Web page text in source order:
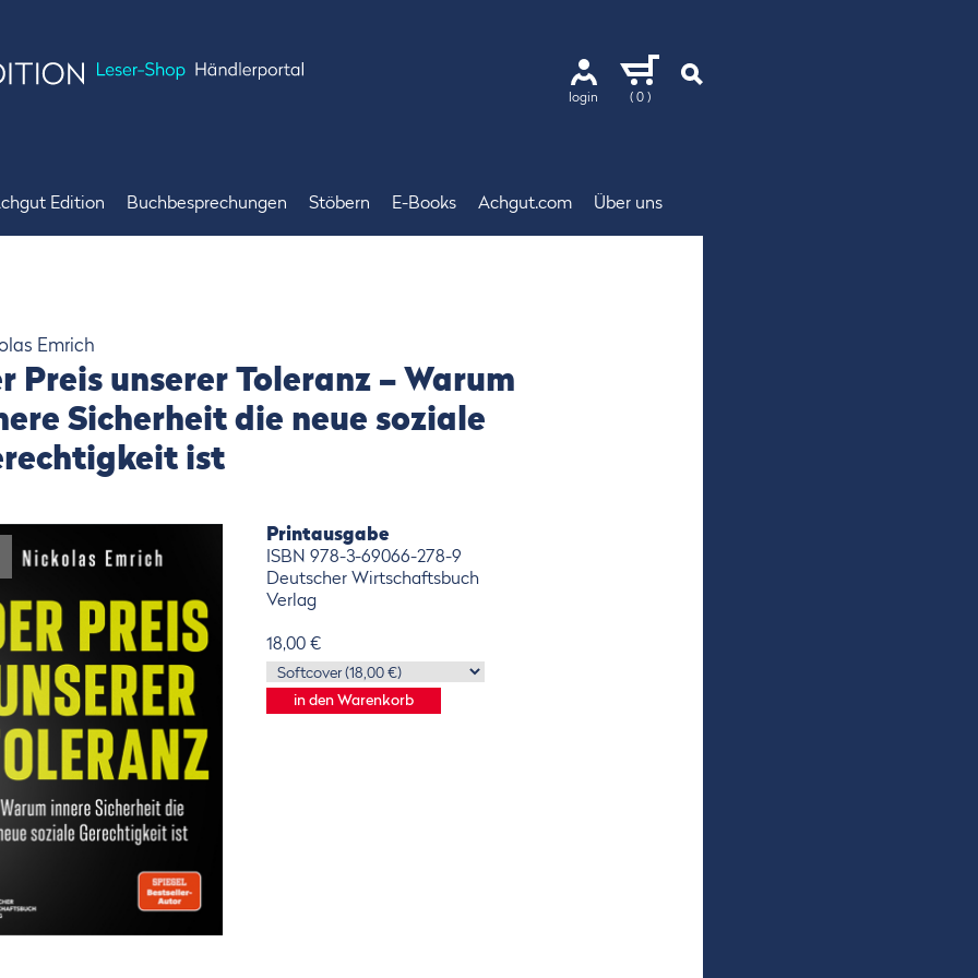
login ( 0 )
Edition Buchbesprechungen
Stöbern
E-Books Achgut.com Über uns
Emrich
Preis unserer Toleranz – Warum
Sicherheit die neue soziale
ist
Printausgabe
ISBN 978-3-69066-278-9
Deutscher Wirtschaftsbuch
Verlag
18,00 €